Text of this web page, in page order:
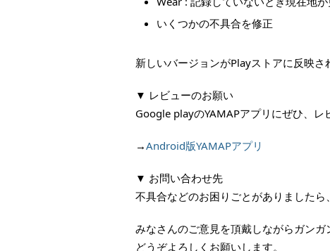
いくつかの不具合を修正
新しいバージョンがPlayストアに反映さ
▼ レビューのお願い
Google playのYAMAPアプリにぜひ、レ
→Android版YAMAPアプリ
▼ お問い合わせ先
不具合などのお困りごとがありましたら、
みなさんのご意見を頂戴しながらガンガ
どうぞよろしくお願いします。